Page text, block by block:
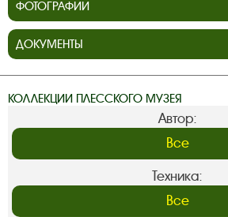
ФОТОГРАФИИ
ДОКУМЕНТЫ
КОЛЛЕКЦИИ ПЛЕССКОГО МУЗЕЯ
Автор:
Техника: